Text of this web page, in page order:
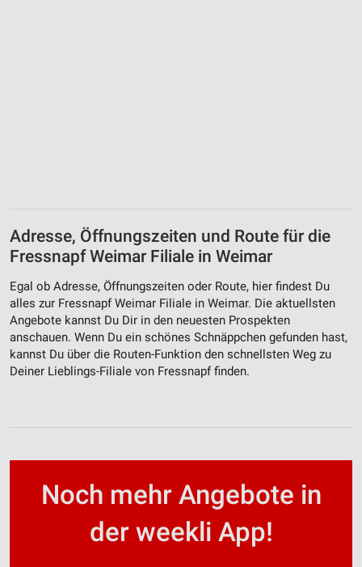
Adresse, Öffnungszeiten und Route für die
Fressnapf Weimar Filiale in Weimar
Egal ob Adresse, Öffnungszeiten oder Route, hier findest Du
alles zur Fressnapf Weimar Filiale in Weimar. Die aktuellsten
Angebote kannst Du Dir in den neuesten Prospekten
anschauen. Wenn Du ein schönes Schnäppchen gefunden hast,
kannst Du über die Routen-Funktion den schnellsten Weg zu
Deiner Lieblings-Filiale von Fressnapf finden.
Noch mehr Angebote in
der weekli App!